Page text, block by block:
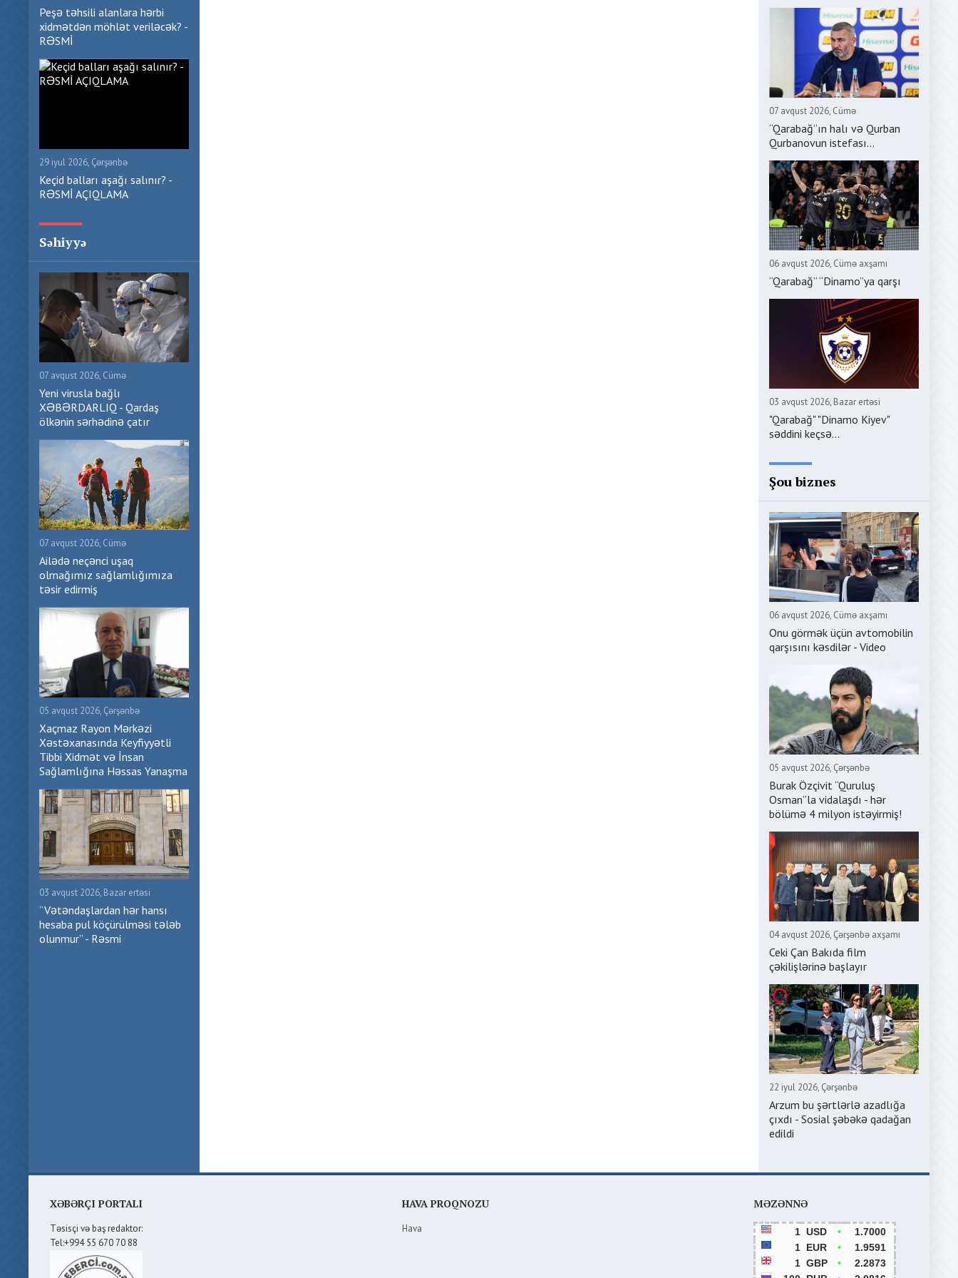
Peşə təhsili alanlara hərbi
xidmətdən möhlət veriləcək? -
RƏSMİ
29 iyul 2026, Çərşənbə
Keçid balları aşağı salınır? -
RƏSMİ AÇIQLAMA
Səhiyyə
07 avqust 2026, Cümə
Yeni virusla bağlı
XƏBƏRDARLIQ - Qardaş
ölkənin sərhədinə çatır
07 avqust 2026, Cümə
Ailədə neçənci uşaq
olmağımız sağlamlığımıza
təsir edirmiş
05 avqust 2026, Çərşənbə
Xaçmaz Rayon Mərkəzi
Xəstəxanasında Keyfiyyətli
Tibbi Xidmət və İnsan
Sağlamlığına Həssas Yanaşma
03 avqust 2026, Bazar ertəsi
“Vətəndaşlardan hər hansı
hesaba pul köçürülməsi tələb
olunmur” - Rəsmi
07 avqust 2026, Cümə
“Qarabağ”ın halı və Qurban
Qurbanovun istefası...
06 avqust 2026, Cümə axşamı
“Qarabağ” “Dinamo”ya qarşı
03 avqust 2026, Bazar ertəsi
"Qarabağ" "Dinamo Kiyev"
səddini keçsə...
Şou biznes
06 avqust 2026, Cümə axşamı
Onu görmək üçün avtomobilin
qarşısını kəsdilər - Video
05 avqust 2026, Çərşənbə
Burak Özçivit “Quruluş
Osman”la vidalaşdı - hər
bölümə 4 milyon istəyirmiş!
04 avqust 2026, Çərşənbə axşamı
Ceki Çan Bakıda film
çəkilişlərinə başlayır
22 iyul 2026, Çərşənbə
Arzum bu şərtlərlə azadlığa
çıxdı - Sosial şəbəkə qadağan
edildi
XƏBƏRÇI PORTALI
Təsisçi və baş redaktor:
Tel:+994 55 670 70 88
HAVA PROQNOZU
Hava
MƏZƏNNƏ
1 USD •
1.7000
1 EUR •
1.9591
1 GBP •
2.2873